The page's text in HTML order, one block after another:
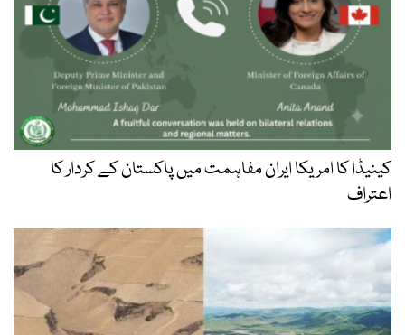
کینیڈا کا امریکا ایران مفاہمت میں پاکستان کے کردار کا
اعتراف